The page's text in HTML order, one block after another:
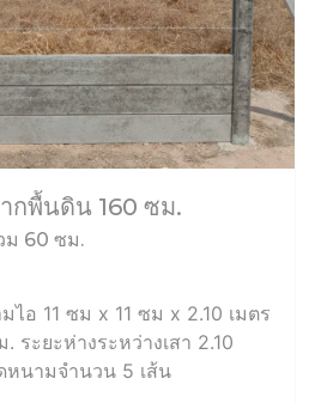
กพื้นดิน 160 ซม.
ม 60 ซม.
ไอ 11 ซม x 11 ซม x 2.10 เมตร
ระยะห่างระหว่างเสา 2.10
หนามจำนวน 5 เส้น